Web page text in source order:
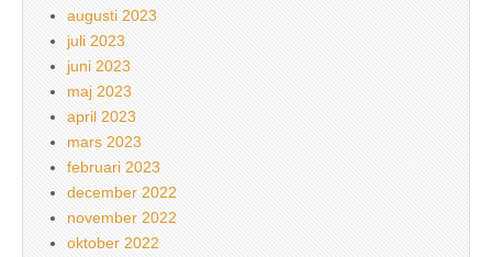
augusti 2023
juli 2023
juni 2023
maj 2023
april 2023
mars 2023
februari 2023
december 2022
november 2022
oktober 2022